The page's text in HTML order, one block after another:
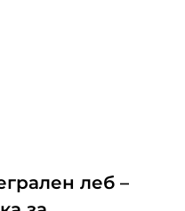
леб –